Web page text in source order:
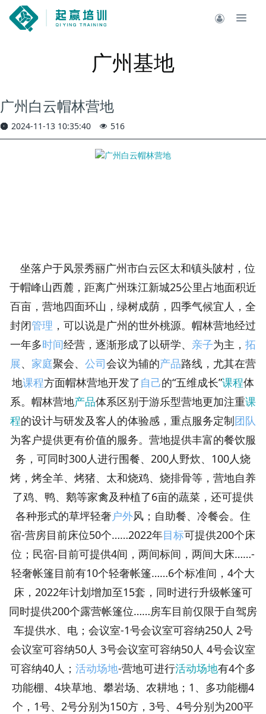
广州基地
广州白云帽林营地
2024-11-13 10:35:40 516
坐落户于风景秀丽广州市白云区太和镇头陂村，位
于帽峰山西麓，距离广州珠江新城25公里占地面积近
百亩，营地四面环山，绿树成荫，四季气候宜人，全
封闭管理 ，可以说是广州的世外桃源。帽林营地经过
一年多时间经营，逐渐形成了以研学、 亲子为主， 拓
展、 家庭聚会、 公司会议为辅的产品路线，尤其在营
地课程方面帽林营地开发了自己的“五维成长”课程体
系。帽林营地产品体系区别于游乐型营地更加注重课
程的设计与研发及客人的体验感，重点服务定制团队
为客户提供更有价值的服务。营地提供丰富的餐饮服
务，可同时300人进行围餐、200人野炊、100人烧
烤，烤全羊、烤猪、太和烧鸡、烧排骨等，营地自养
了鸡、鸭、鹅等家禽及种植了6亩的蔬菜，还可提供
各种形式的草坪轻奢户外风；自助餐、冷餐会。住
宿-营房目前床位50个……2022年目标可提供200个床
位；民宿-目前可提供4间，两间标间，两间大床……-
轻奢帐篷目前有10个轻奢帐篷……6个标准间，4个大
床，2022年计划增加至15套，同时进行升级帐篷可
同时提供200个露营帐篷位……房车目前仅限于自驾房
车提供水、电；会议室-1号会议室可容纳250人 2号
会议室可容纳50人 3号会议室可容纳50人 4号会议室
可容纳40人； 活动场地-营地可进行活动场地有4个多
功能棚、4块草地、攀岩场、农耕地；1、多功能棚4
个，1号、2号分别为150方，3号、4号分别为200平